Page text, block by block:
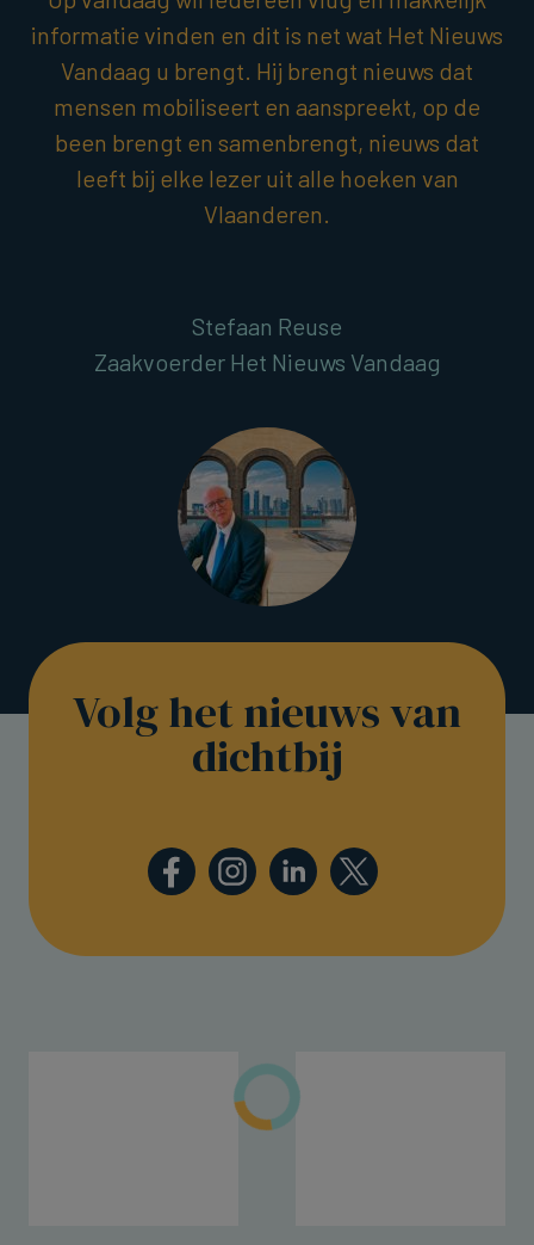
informatie vinden en dit is net wat Het Nieuws
Vandaag u brengt. Hij brengt nieuws dat
mensen mobiliseert en aanspreekt, op de
been brengt en samenbrengt, nieuws dat
leeft bij elke lezer uit alle hoeken van
Vlaanderen.
Stefaan Reuse
Zaakvoerder Het Nieuws Vandaag
Volg het nieuws van
dichtbij